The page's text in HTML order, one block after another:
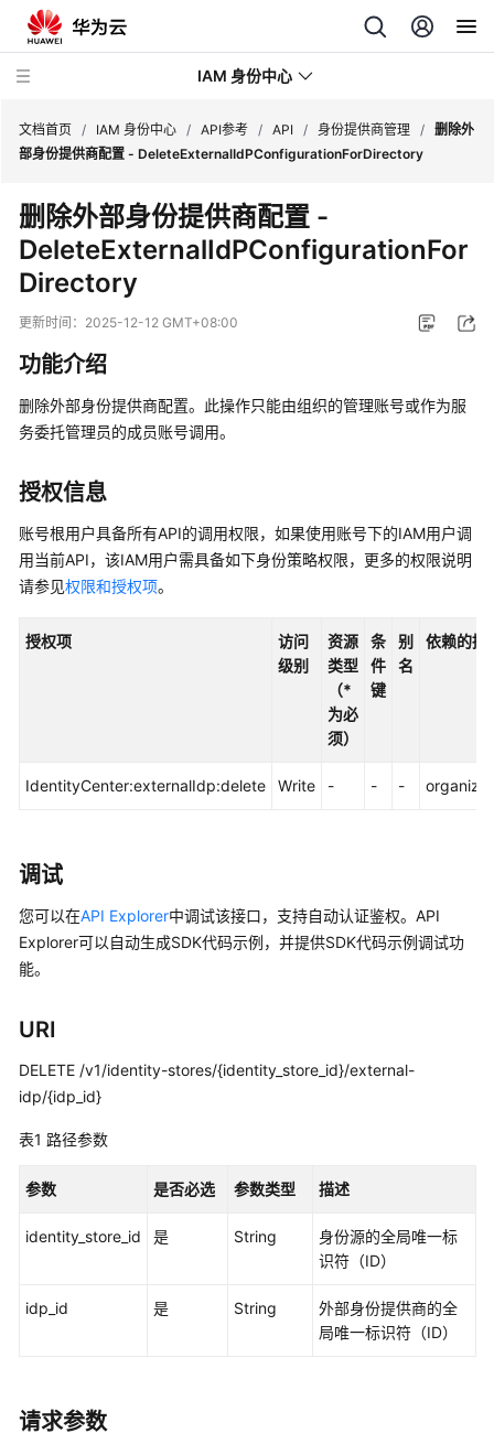
IAM 身份中心
最
新
动
态
产
介
绍
快
入
用
户
南
使
必
读
API
何
调
API
实
访
问
文档首页 / IAM 身份中心 / API参考 / API / 身份提供商管理 / 删除外
部身份提供商配置 - DeleteExternalIdPConfigurationForDirectory
删除外部身份提供商配置 -
DeleteExternalIdPConfigurationFor
Directory
更新时间： 2025-12-12 GMT+08:00
功能介绍
删除外部身份提供商配置。此操作只能由组织的管理账号或作为服
务委托管理员的成员账号调用。
授权信息
账号根用户具备所有API的调用权限，如果使用账号下的IAM用户调
用当前API，该IAM用户需具备如下身份策略权限，更多的权限说明
请参见权限和授权项。
授权项
访问
级别
资源
类型
（*
为必
须）
条
件
键
别
名
依赖的授
IdentityCenter:externalIdp:delete Write - - -
调试
您可以在API Explorer中调试该接口，支持自动认证鉴权。API
Explorer可以自动生成SDK代码示例，并提供SDK代码示例调试功
能。
URI
DELETE /v1/identity-stores/{identity_store_id}/external-
idp/{idp_id}
表1 路径参数
参数 是否必选 参数类型 描述
identity_store_id 是 String
身份源的全局唯一标
识符（ID）
idp_id 是 String
外部身份提供商的全
局唯一标识符（ID）
请求参数